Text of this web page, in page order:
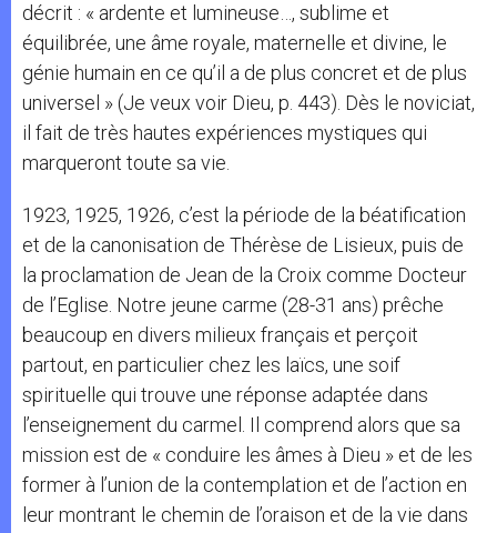
décrit : « ardente et lumineuse…, sublime et
équilibrée, une âme royale, maternelle et divine, le
génie humain en ce qu’il a de plus concret et de plus
universel » (Je veux voir Dieu, p. 443). Dès le noviciat,
il fait de très hautes expériences mystiques qui
marqueront toute sa vie.
1923, 1925, 1926, c’est la période de la béatification
et de la canonisation de Thérèse de Lisieux, puis de
la proclamation de Jean de la Croix comme Docteur
de l’Eglise. Notre jeune carme (28-31 ans) prêche
beaucoup en divers milieux français et perçoit
partout, en particulier chez les laïcs, une soif
spirituelle qui trouve une réponse adaptée dans
l’enseignement du carmel. Il comprend alors que sa
mission est de « conduire les âmes à Dieu » et de les
former à l’union de la contemplation et de l’action en
leur montrant le chemin de l’oraison et de la vie dans